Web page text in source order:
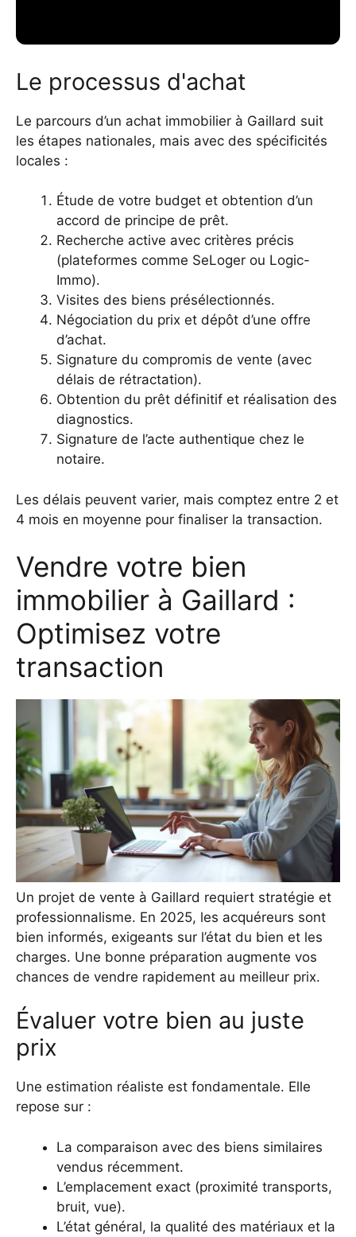
Le processus d'achat
Le parcours d’un achat immobilier à Gaillard suit
les étapes nationales, mais avec des spécificités
locales :
Étude de votre budget et obtention d’un
accord de principe de prêt.
Recherche active avec critères précis
(plateformes comme SeLoger ou Logic-
Immo).
Visites des biens présélectionnés.
Négociation du prix et dépôt d’une offre
d’achat.
Signature du compromis de vente (avec
délais de rétractation).
Obtention du prêt définitif et réalisation des
diagnostics.
Signature de l’acte authentique chez le
notaire.
Les délais peuvent varier, mais comptez entre 2 et
4 mois en moyenne pour finaliser la transaction.
Vendre votre bien
immobilier à Gaillard :
Optimisez votre
transaction
Un projet de vente à Gaillard requiert stratégie et
professionnalisme. En 2025, les acquéreurs sont
bien informés, exigeants sur l’état du bien et les
charges. Une bonne préparation augmente vos
chances de vendre rapidement au meilleur prix.
Évaluer votre bien au juste
prix
Une estimation réaliste est fondamentale. Elle
repose sur :
La comparaison avec des biens similaires
vendus récemment.
L’emplacement exact (proximité transports,
bruit, vue).
L’état général, la qualité des matériaux et la